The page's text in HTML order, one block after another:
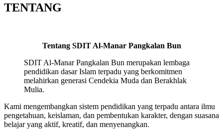
TENTANG
Tentang SDIT Al-Manar Pangkalan Bun
SDIT Al-Manar Pangkalan Bun merupakan lembaga
pendidikan dasar Islam terpadu yang berkomitmen
melahirkan generasi Cendekia Muda dan Berakhlak
Mulia.
Kami mengembangkan sistem pendidikan yang terpadu antara ilmu
pengetahuan, keislaman, dan pembentukan karakter, dengan suasana
belajar yang aktif, kreatif, dan menyenangkan.